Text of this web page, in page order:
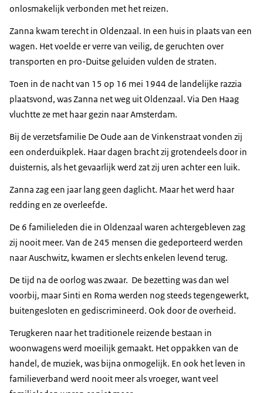
onlosmakelijk verbonden met het reizen.
Zanna kwam terecht in Oldenzaal. In een huis in plaats van een
wagen. Het voelde er verre van veilig, de geruchten over
transporten en pro-Duitse geluiden vulden de straten.
Toen in de nacht van 15 op 16 mei 1944 de landelijke razzia
plaatsvond, was Zanna net weg uit Oldenzaal. Via Den Haag
vluchtte ze met haar gezin naar Amsterdam.
Bij de verzetsfamilie De Oude aan de Vinkenstraat vonden zij
een onderduikplek. Haar dagen bracht zij grotendeels door in
duisternis, als het gevaarlijk werd zat zij uren achter een luik.
Zanna zag een jaar lang geen daglicht. Maar het werd haar
redding en ze overleefde.
De 6 familieleden die in Oldenzaal waren achtergebleven zag
zij nooit meer. Van de 245 mensen die gedeporteerd werden
naar Auschwitz, kwamen er slechts enkelen levend terug.
De tijd na de oorlog was zwaar. De bezetting was dan wel
voorbij, maar Sinti en Roma werden nog steeds tegengewerkt,
buitengesloten en gediscrimineerd. Ook door de overheid.
Terugkeren naar het traditionele reizende bestaan in
woonwagens werd moeilijk gemaakt. Het oppakken van de
handel, de muziek, was bijna onmogelijk. En ook het leven in
familieverband werd nooit meer als vroeger, want veel